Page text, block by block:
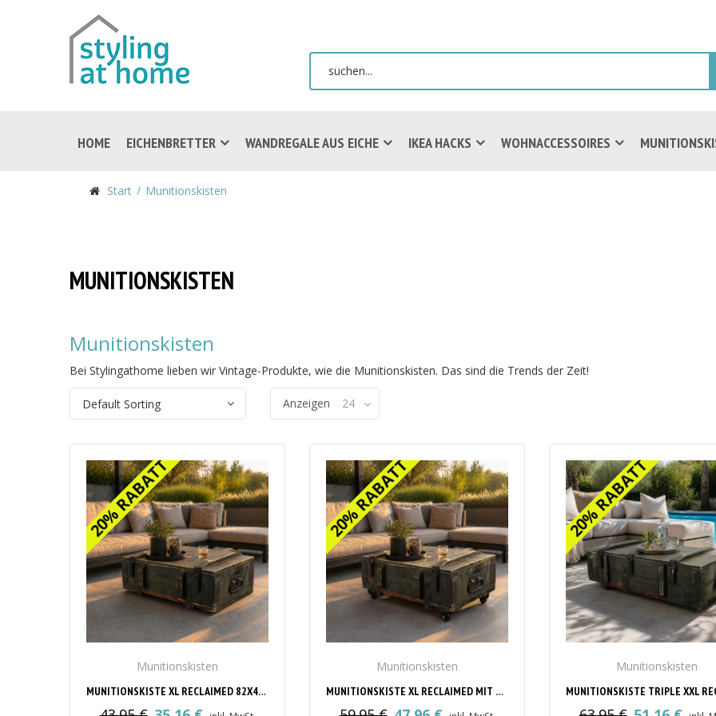
HOME EICHENBRETTER WANDREGALE AUS EICHE IKEA HACKS WOHNACCESSOIRES
Start Munitionskisten
MUNITIONSKISTEN
Munitionskisten
Bei Stylingathome lieben wir Vintage-Produkte, wie die Munitionskisten. Das sind die Trends der Zeit!
Anzeigen 24
20% RABATT
20% RABATT
Munitionskisten
MUNITIONSKISTE XL RECLAIMED 82X42X27CM
20% RABATT
20% RABATT
Munitionskisten
MUNITIONSKISTE XL RECLAIMED MIT ROLLEN
20% RABATT
20% RABATT
Munitionskisten